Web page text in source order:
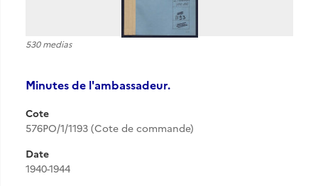
530 medias
Minutes de l'ambassadeur.
Cote
576PO/1/1193 (Cote de commande)
Date
1940-1944